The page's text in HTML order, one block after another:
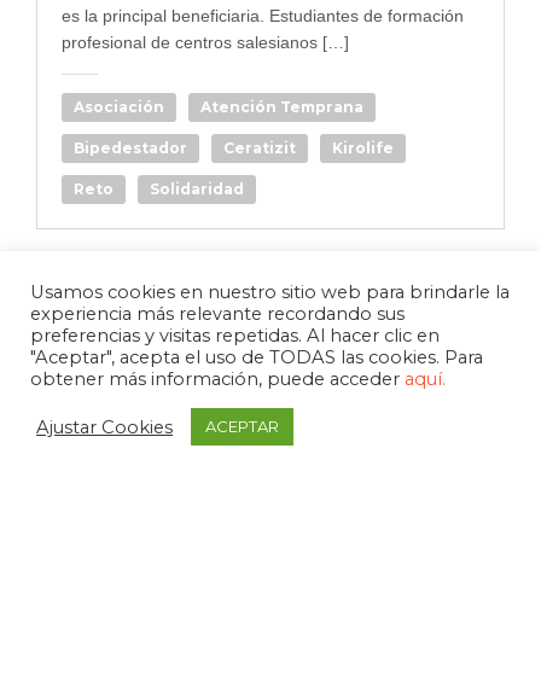
es la principal beneficiaria. Estudiantes de formación
profesional de centros salesianos […]
Asociación Atención Temprana
Bipedestador Ceratizit Kirolife
Reto Solidaridad
Usamos cookies en nuestro sitio web para brindarle la
experiencia más relevante recordando sus
preferencias y visitas repetidas. Al hacer clic en
"Aceptar", acepta el uso de TODAS las cookies. Para
obtener más información, puede acceder aquí.
Ajustar Cookies ACEPTAR